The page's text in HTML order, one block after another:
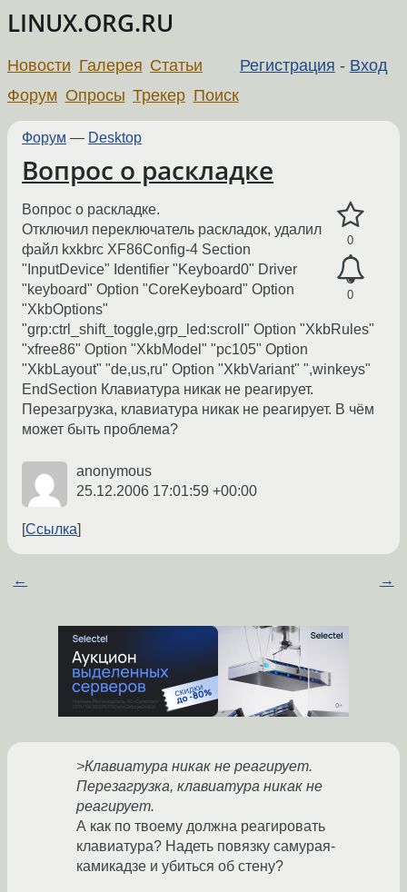
LINUX.ORG.RU
Регистрация - Вход
Новости Галерея Статьи
Форум Опросы Трекер Поиск
Форум — Desktop
Вопрос о раскладке
0
0
Вопрос о раскладке.
Отключил переключатель раскладок, удалил
файл kxkbrc XF86Config-4 Section
"InputDevice" Identifier "Keyboard0" Driver
"keyboard" Option "CoreKeyboard" Option
"XkbOptions"
"grp:ctrl_shift_toggle,grp_led:scroll" Option "XkbRules"
"xfree86" Option "XkbModel" "pc105" Option
"XkbLayout" "de,us,ru" Option "XkbVariant" ",winkeys"
EndSection Клавиатура никак не реагирует.
Перезагрузка, клавиатура никак не реагирует. В чём
может быть проблема?
anonymous
25.12.2006 17:01:59 +00:00
Ссылка
← →
>Клавиатура никак не реагирует.
Перезагрузка, клавиатура никак не
реагирует.
А как по твоему должна реагировать
клавиатура? Надеть повязку самурая-
камикадзе и убиться об стену?